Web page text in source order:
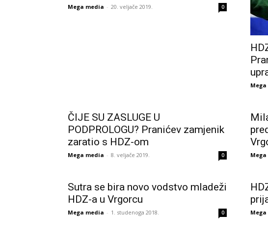
Mega media - 20. veljače 2019. 0
ČIJE SU ZASLUGE U
PODPROLOGU? Pranićev zamjenik
zaratio s HDZ-om
Mega media - 8. veljače 2019. 0
Sutra se bira novo vodstvo mladeži
HDZ-a u Vrgorcu
Mega media - 1. studenoga 2018. 0